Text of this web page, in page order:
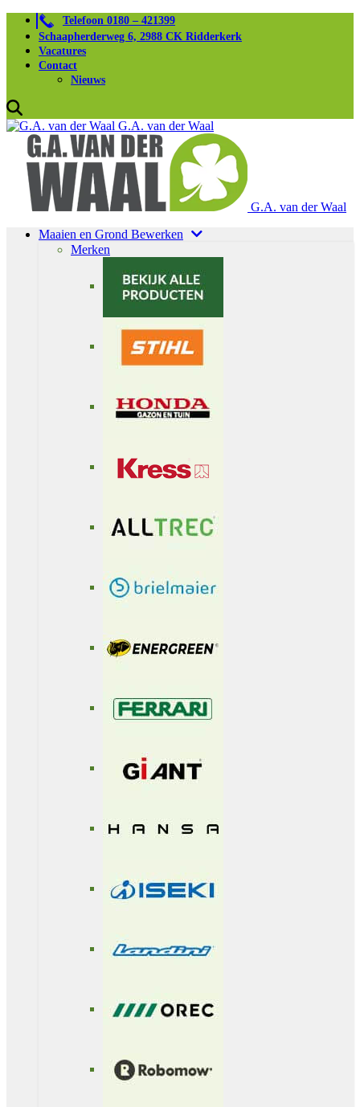
Telefoon 0180 – 421399
Schaapherderweg 6, 2988 CK Ridderkerk
Vacatures
Contact
Nieuws
G.A. van der Waal
G.A. van der Waal
Maaien en Grond Bewerken
Merken